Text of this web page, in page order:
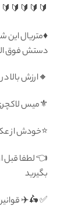
♦️متریال این
دستش فوق
🔸ارزش بالا
⚜️میس
⭐️خودش از
👈 لطفا قبل
بگيريد
✅ 🛵✈️